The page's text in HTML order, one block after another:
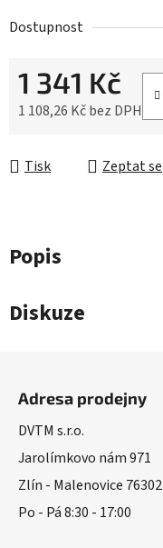
Dostupnost
1 341 Kč
1 108,26 Kč bez DPH
Tisk Zeptat se
Popis
Diskuze
Adresa prodejny
DVTM s.r.o.
Jarolímkovo nám 971
Zlín - Malenovice 76302
Po - Pá 8:30 - 17:00